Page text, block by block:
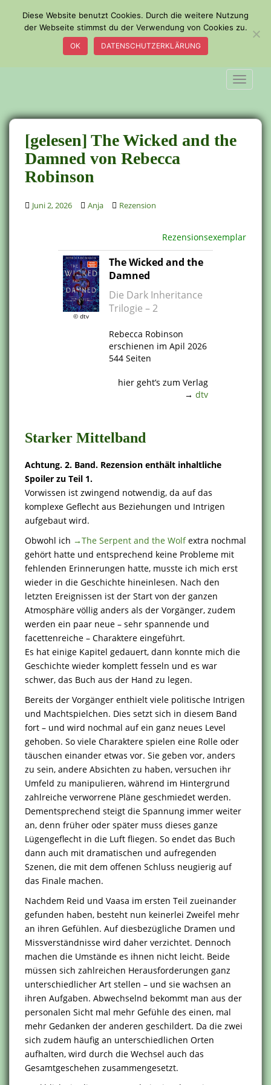
[gelesen] The Wicked and the
Damned von Rebecca
Robinson
Juni 2, 2026 Anja Rezension
Rezensionsexemplar
© dtv
The Wicked and the
Damned
Die Dark Inheritance
Trilogie – 2
Rebecca Robinson
erschienen im Apil 2026
544 Seiten
hier geht’s zum Verlag
→ dtv
Starker Mittelband
Achtung. 2. Band. Rezension enthält inhaltliche
Spoiler zu Teil 1.
Vorwissen ist zwingend notwendig, da auf das
komplexe Geflecht aus Beziehungen und Intrigen
aufgebaut wird.
Obwohl ich →The Serpent and the Wolfextra nochmal
gehört hatte und entsprechend keine Probleme mit
fehlenden Erinnerungen hatte, musste ich mich erst
wieder in die Geschichte hineinlesen. Nach den
letzten Ereignissen ist der Start von der ganzen
Atmosphäre völlig anders als der Vorgänger, zudem
werden ein paar neue – sehr spannende und
facettenreiche – Charaktere eingeführt.
Es hat einige Kapitel gedauert, dann konnte mich die
Geschichte wieder komplett fesseln und es war
schwer, das Buch aus der Hand zu legen.
Bereits der Vorgänger enthielt viele politische Intrigen
und Machtspielchen. Dies setzt sich in diesem Band
fort – und wird nochmal auf ein ganz neues Level
gehoben. So viele Charaktere spielen eine Rolle oder
täuschen einander etwas vor. Sie geben vor, anders
zu sein, andere Absichten zu haben, versuchen ihr
Umfeld zu manipulieren, während im Hintergrund
zahlreiche verworrene Pläne geschmiedet werden.
Dementsprechend steigt die Spannung immer weiter
an, denn früher oder später muss dieses ganze
Lügengeflecht in die Luft fliegen. So endet das Buch
dann auch mit dramatischen und aufregenden
Szenen, die mit dem offenen Schluss neugierig auf
das Finale machen.
Nachdem Reid und Vaasa im ersten Teil zueinander
gefunden haben, besteht nun keinerlei Zweifel mehr
an ihren Gefühlen. Auf diesbezügliche Dramen und
Missverständnisse wird daher verzichtet. Dennoch
machen die Umstände es ihnen nicht leicht. Beide
müssen sich zahlreichen Herausforderungen ganz
unterschiedlicher Art stellen – und sie wachsen an
ihren Aufgaben. Abwechselnd bekommt man aus der
personalen Sicht mal mehr Gefühle des einen, mal
mehr Gedanken der anderen geschildert. Da die zwei
sich zudem häufig an unterschiedlichen Orten
aufhalten, wird durch die Wechsel auch das
Gesamtgeschehen zusammengesetzt.
Diese Website benutzt Cookies. Durch die weitere Nutzung
der Webseite stimmst du der Verwendung von Cookies zu.
OK DATENSCHUTZERKLÄRUNG